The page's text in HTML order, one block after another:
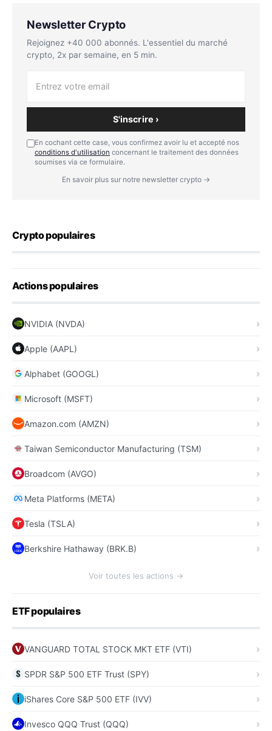
Newsletter Crypto
Rejoignez +40 000 abonnés. L'essentiel du marché
crypto, 2x par semaine, en 5 min.
S'inscrire ›
En cochant cette case, vous confirmez avoir lu et accepté nos
conditions d'utilisation concernant le traitement des données
soumises via ce formulaire.
En savoir plus sur notre newsletter crypto →
Crypto populaires
Actions populaires
NVIDIA (NVDA)
Apple (AAPL)
Alphabet (GOOGL)
Microsoft (MSFT)
Amazon.com (AMZN)
Taiwan Semiconductor Manufacturing (TSM)
Broadcom (AVGO)
Meta Platforms (META)
Tesla (TSLA)
Berkshire Hathaway (BRK.B)
Voir toutes les actions →
ETF populaires
VANGUARD TOTAL STOCK MKT ETF (VTI)
SPDR S&P 500 ETF Trust (SPY)
iShares Core S&P 500 ETF (IVV)
Invesco QQQ Trust (QQQ)